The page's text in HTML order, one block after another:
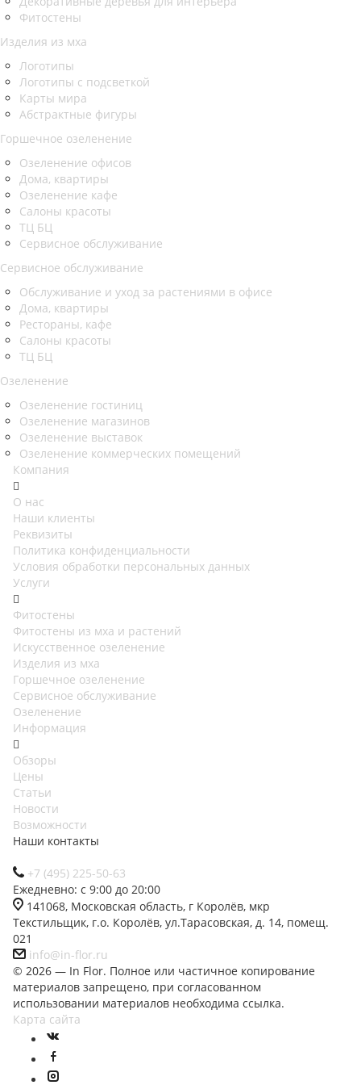
Фитостены
Изделия из мха
Логотипы
Логотипы с подсветкой
Карты мира
Абстрактные фигуры
Горшечное озеленение
Озеленение офисов
Дома, квартиры
Озеленение кафе
Салоны красоты
ТЦ БЦ
Сервисное обслуживание
Сервисное обслуживание
Обслуживание и уход за растениями в офисе
Дома, квартиры
Рестораны, кафе
Салоны красоты
ТЦ БЦ
Озеленение
Озеленение гостиниц
Озеленение магазинов
Озеленение выставок
Озеленение коммерческих помещений
Компания
О нас
Наши клиенты
Реквизиты
Политика конфиденциальности
Условия обработки персональных данных
Услуги
Фитостены
Фитостены из мха и растений
Искусственное озеленение
Изделия из мха
Горшечное озеленение
Сервисное обслуживание
Озеленение
Информация
Обзоры
Цены
Статьи
Новости
Возможности
Наши контакты
+7 (495) 225-50-63
Ежедневно: с 9:00 до 20:00
141068, Московская область, г Королёв, мкр
Текстильщик, г.о. Королёв, ул.Тарасовская, д. 14, помещ.
021
info@in-flor.ru
© 2026 — In Flor. Полное или частичное копирование
материалов запрещено, при согласованном
использовании материалов необходима ссылка.
Карта сайта